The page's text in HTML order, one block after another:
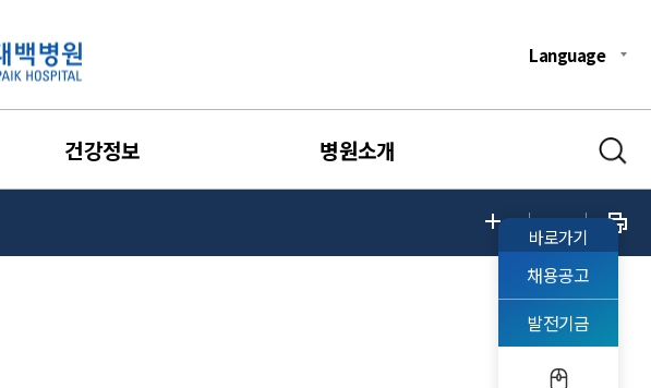
Language
건강정보 병원소개
바로가기
채용공고
발전기금